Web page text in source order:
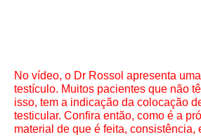
No vídeo, o Dr Rossol apresenta
testículo. Muitos pacientes que não
isso, tem a indicação da colocação
testicular. Confira então, como é a
material de que é feita, consistência,